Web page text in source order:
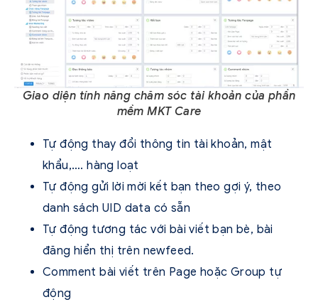
Giao diện tính năng chăm sóc tài khoản của phần
mềm MKT Care
Tự động thay đổi thông tin tài khoản, mật
khẩu,…. hàng loạt
Tự động gửi lời mời kết bạn theo gợi ý, theo
danh sách UID data có sẵn
Tự động tương tác với bài viết bạn bè, bài
đăng hiển thị trên newfeed.
Comment bài viết trên Page hoặc Group tự
động